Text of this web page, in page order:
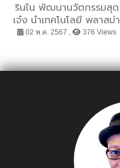
รินไน พัฒนานวัตกรรมสุด
เจ๋ง นำเทคโนโลยี พลาสม่า
ใส่เครื่องดูดควัน จับได้ทั้ง
เทคโนโลยีด้านความ
02 พ.ค. 2567 , 376 Views